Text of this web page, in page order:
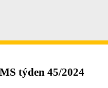
týden 45/2024